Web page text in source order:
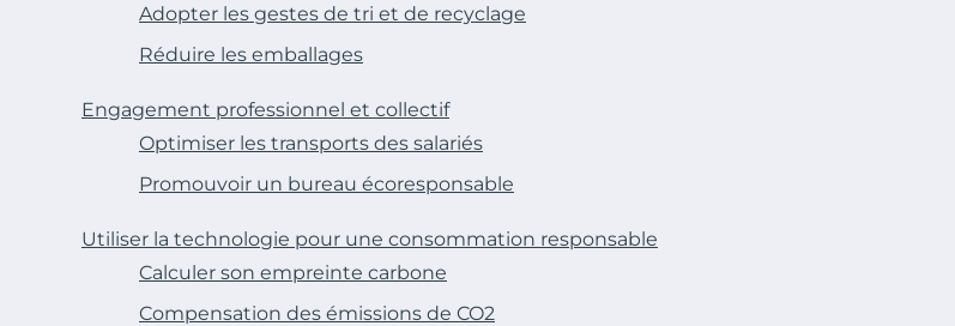
Adopter les gestes de tri et de recyclage
Réduire les emballages
Engagement professionnel et collectif
Optimiser les transports des salariés
Promouvoir un bureau écoresponsable
Utiliser la technologie pour une consommation responsable
Calculer son empreinte carbone
Compensation des émissions de CO2